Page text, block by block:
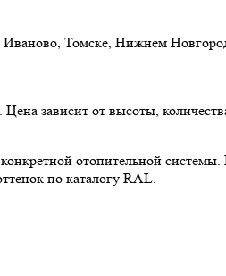
Томске, Нижнем
зависит от высоты,
отопительной системы.
по каталогу RAL.